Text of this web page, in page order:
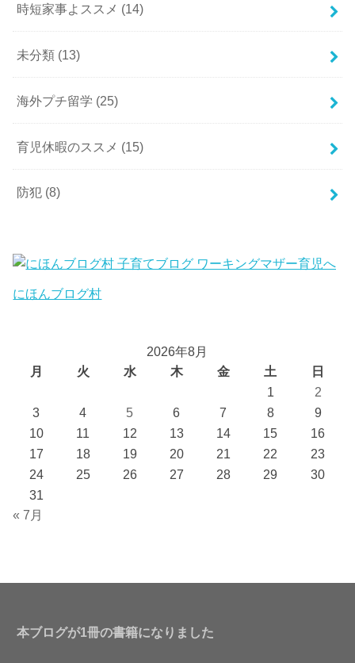
時短家事よススメ (14)
未分類 (13)
海外プチ留学 (25)
育児休暇のススメ (15)
防犯 (8)
にほんブログ村
2026年8月
月
火 水 木 金 土
日
1
2
3
4 5 6 7 8
9
10
11 12 13 14 15
16
17
18 19 20 21 22
23
24
25 26 27 28 29
30
31
« 7月
本ブログが1冊の書籍になりました